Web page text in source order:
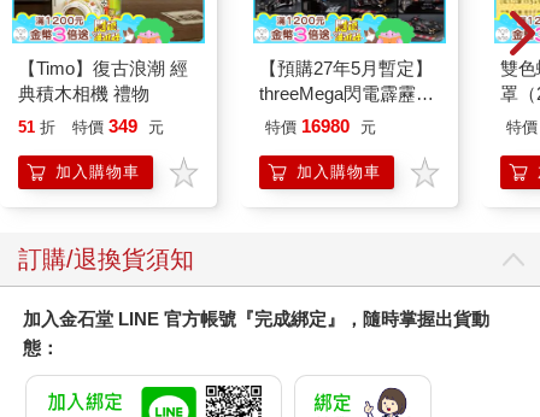
背書記憶與大腦神經元關係
人的大腦是由十兆左右的神經元組合而成，它們在腦中透過軸突
和樹狀突來互相傳遞訊息，所以神經科學家對智慧的定義是神經
連接的方式（誰跟誰連？）和神經連接的密度（是四線還是六線
學習在神經學上的定義是神經迴路的改變和強化，它的機制在模
仿和記憶，記憶是透過一再重複的活化某一組神經元，把他們結
在結合神經元的力量中，語意最強，最能幫助記憶。一個東西如
網中找到立身之處就不會流失，而且可以成為下一個有關聯的訊
息附著的磐石。語音也有黏性，有押韻的詩詞都容易背，但音的
黏度不及意義高。
【Timo】復古浪潮 經
典積木相機 禮物
51 折 特價 349 元
加入購物車
【預購27年5月暫定】
threeMega閃電霹靂車
VA Hi-SPEC UNITED
SIREN 黑色限定
特價 16980 元
加入購物車
雙
罩（
特價
訂購/退換貨須知
加入金石堂 LINE 官方帳號『完成綁定』，隨時掌握出貨動
態：